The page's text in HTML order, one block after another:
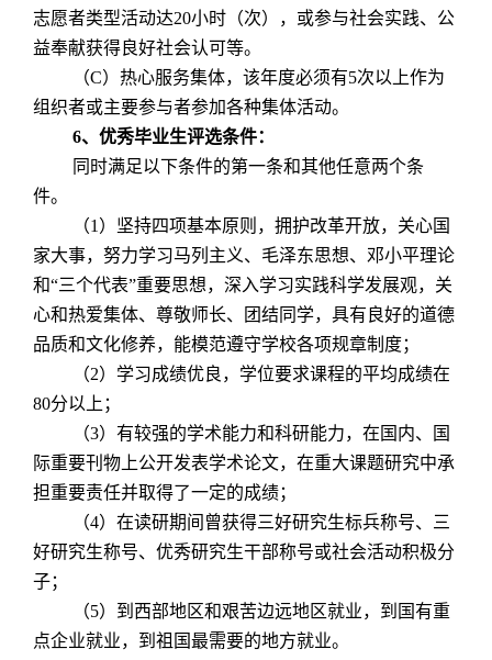
志愿者类型活动达20小时（次），或参与社会实践、公
益奉献获得良好社会认可等。
（C）热心服务集体，该年度必须有5次以上作为
组织者或主要参与者参加各种集体活动。
6、优秀毕业生评选条件：
同时满足以下条件的第一条和其他任意两个条
件。
（1）坚持四项基本原则，拥护改革开放，关心国
家大事，努力学习马列主义、毛泽东思想、邓小平理论
和“三个代表”重要思想，深入学习实践科学发展观，关
心和热爱集体、尊敬师长、团结同学，具有良好的道德
品质和文化修养，能模范遵守学校各项规章制度；
（2）学习成绩优良，学位要求课程的平均成绩在
80分以上；
（3）有较强的学术能力和科研能力，在国内、国
际重要刊物上公开发表学术论文，在重大课题研究中承
担重要责任并取得了一定的成绩；
（4）在读研期间曾获得三好研究生标兵称号、三
好研究生称号、优秀研究生干部称号或社会活动积极分
子；
（5）到西部地区和艰苦边远地区就业，到国有重
点企业就业，到祖国最需要的地方就业。